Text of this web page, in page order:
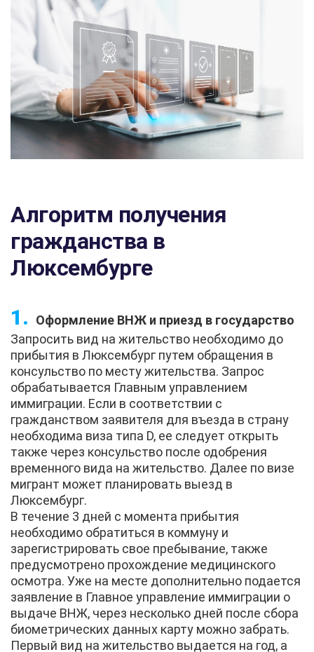
Алгоритм получения
гражданства в
Люксембурге
Оформление ВНЖ и приезд в государство
Запросить вид на жительство необходимо до
прибытия в Люксембург путем обращения в
консульство по месту жительства. Запрос
обрабатывается Главным управлением
иммиграции. Если в соответствии с
гражданством заявителя для въезда в страну
необходима виза типа D, ее следует открыть
также через консульство после одобрения
временного вида на жительство. Далее по визе
мигрант может планировать выезд в
Люксембург.
В течение 3 дней с момента прибытия
необходимо обратиться в коммуну и
зарегистрировать свое пребывание, также
предусмотрено прохождение медицинского
осмотра. Уже на месте дополнительно подается
заявление в Главное управление иммиграции о
выдаче ВНЖ, через несколько дней после сбора
биометрических данных карту можно забрать.
Первый вид на жительство выдается на год, а